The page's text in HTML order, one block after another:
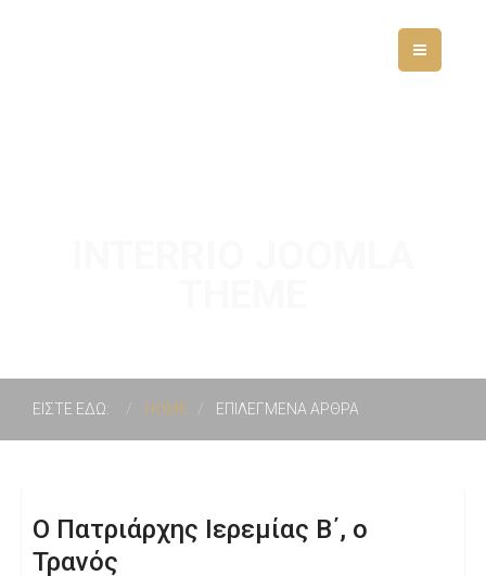
ΕΙΣΤΕ ΕΔΩ: HOME ΕΠΙΛΕΓΜΕΝΑ ΑΡΘΡΑ
O Πατριάρχης Iερεμίας Β΄, o
Τρανός